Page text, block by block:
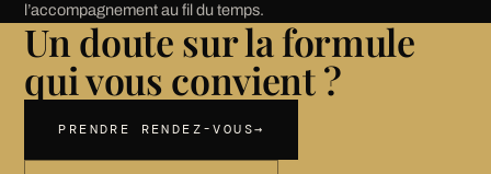
l’accompagnement au fil du temps.
Un doute sur la formule
qui vous convient ?
PRENDRE RENDEZ-VOUS→